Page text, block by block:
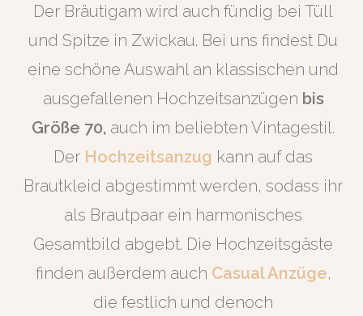
Der Bräutigam wird auch fündig bei Tüll
und Spitze in Zwickau. Bei uns findest Du
eine schöne Auswahl an klassischen und
ausgefallenen Hochzeitsanzügen bis
Größe 70, auch im beliebten Vintagestil.
Der Hochzeitsanzug kann auf das
Brautkleid abgestimmt werden, sodass ihr
als Brautpaar ein harmonisches
Gesamtbild abgebt. Die Hochzeitsgäste
finden außerdem auch Casual Anzüge,
die festlich und denoch